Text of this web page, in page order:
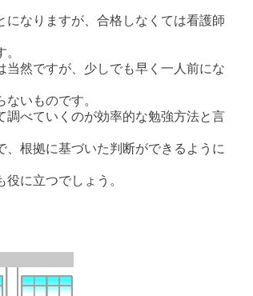
なりますが、合格しなくては看護師
当然ですが、少しでも早く一人前にな
いものです。
調べていくのが効率的な勉強方法と言
根拠に基づいた判断ができるように
役に立つでしょう。